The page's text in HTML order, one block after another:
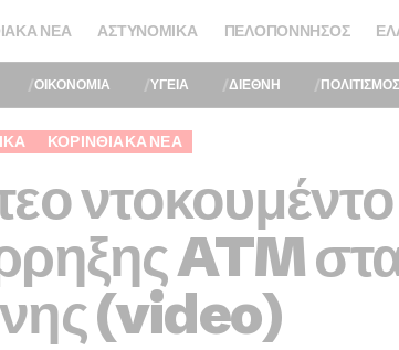
ΝΈΑ ΑΣΤΥΝΟΜΙΚΆ ΠΕΛΟΠΌΝΝΗΣΟΣ
ΟΙΚΟΝΟΜΙΑ ΥΓΕΙΑ ΔΙΕΘΝΗ ΠΟΛΙΤΙΣΜΟΣ
ΚΟΡΙΝΘΙΑΚΆ ΝΈΑ
ATM
(video)